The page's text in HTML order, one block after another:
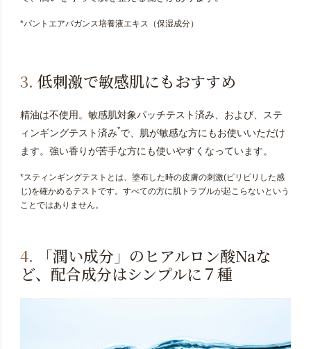
*パントエアバガンス培養液エキス（保湿成分）
3. 低刺激で敏感肌にもおすすめ
精油は不使用。敏感肌対象パッチテスト済み、および、ステ
ィンギングテスト済み*で、肌が敏感な方にもお使いいただけ
ます。強い香りが苦手な方にも使いやすくなっています。
*スティンギングテストとは、塗布した時の皮膚の刺激(ピリピリした感
じ)を確かめるテストです。すべての方に肌トラブルが起こらないという
ことではありません。
4. 「潤い成分」のヒアルロン酸Naな
ど、配合成分はシンプルに７種